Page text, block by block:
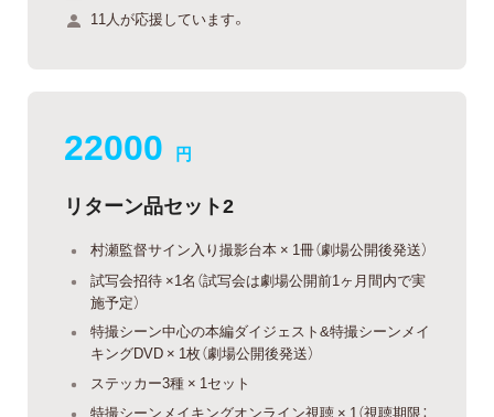
11人が応援しています。
22000 円
リターン品セット2
村瀬監督サイン入り撮影台本 × 1冊（劇場公開後発送）
試写会招待 ×1名（試写会は劇場公開前1ヶ月間内で実
施予定）
特撮シーン中心の本編ダイジェスト&特撮シーンメイ
キングDVD × 1枚（劇場公開後発送）
ステッカー3種 × 1セット
特撮シーンメイキングオンライン視聴 × 1（視聴期限：